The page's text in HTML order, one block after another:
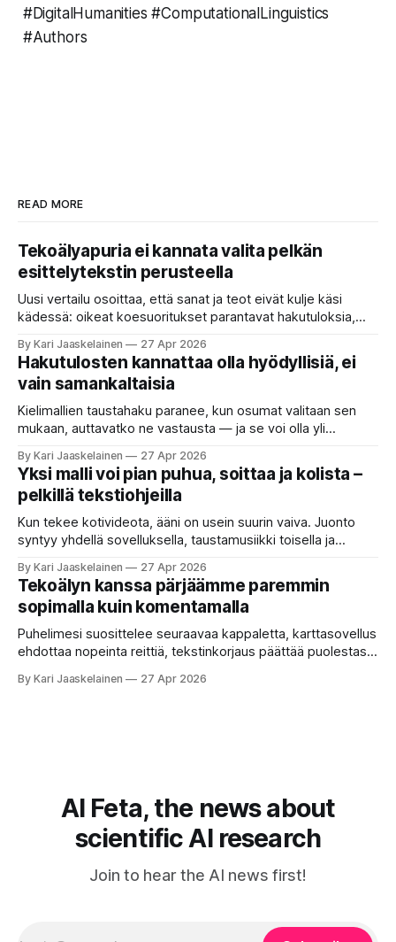
#DigitalHumanities #ComputationalLinguistics
#Authors
READ MORE
Tekoälyapuria ei kannata valita pelkän
esittelytekstin perusteella
Uusi vertailu osoittaa, että sanat ja teot eivät kulje käsi
kädessä: oikeat koesuoritukset parantavat hakutuloksia,
etsimässä verkosta apuria, joka hoitaisi puolestasi arjen
askareita: täyttäisi lomakkeen, järjestäisi matkasuunnitelman
tai seulisi pitkän asiakirjakasan ydinkohdat. Vastassa on
valikoima, joka muistuttaa sovelluskauppaa steroideilla.
Jokainen ”tekoälyagentti” lupaa paljon
By Kari Jaaskelainen 27 Apr 2026
Hakutulosten kannattaa olla hyödyllisiä, ei
vain samankaltaisia
Kielimallien taustahaku paranee, kun osumat valitaan sen
mukaan, auttavatko ne vastausta — ja se voi olla yli
että kysyt työpaikan chat-robotilta: “Mitä viime kuun
kokouspäiväkirjassa päätettiin etätyöpäivistä?” Robotti
selaa arkistoja ja poimii sinulle pätkän, jossa toistellaan, mitä
etätyö tarkoittaa. Teksti on aiheeltaan lähellä kysymystä,
By Kari Jaaskelainen 27 Apr 2026
Yksi malli voi pian puhua, soittaa ja kolista –
pelkillä tekstiohjeilla
Kun tekee kotivideota, ääni on usein suurin vaiva. Juonto
syntyy yhdellä sovelluksella, taustamusiikki toisella ja
erilaisia komentoja, eikä mikään niistä oikein “puhu”
toistensa kanssa. Lopputulos on pienen palapelityön tulos.
Vuosia on ajateltu, että näin tämän kuuluukin mennä. Puhe
on sanoja ja lauseita – hyvin jäsenneltyä.
By Kari Jaaskelainen 27 Apr 2026
Tekoälyn kanssa pärjäämme paremmin
sopimalla kuin komentamalla
Puhelimesi suosittelee seuraavaa kappaletta, karttasovellus
ehdottaa nopeinta reittiä, tekstinkorjaus päättää puolestasi,
tottelee sinua sokeasti. Useammin huomaat itse
By Kari Jaaskelainen 27 Apr 2026
AI Feta, the news about
scientific AI research
Join to hear the AI news first!